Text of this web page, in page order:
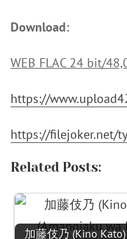
Download:
WEB FLAC 24 bit/
https://
https://filejoker.net/
Related Posts:
加藤伎乃 (Kino